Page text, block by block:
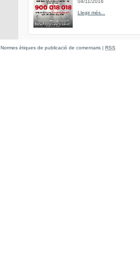
04/11/2016
Llegir més...
Normes ètiques de publicació de comentaris | RSS